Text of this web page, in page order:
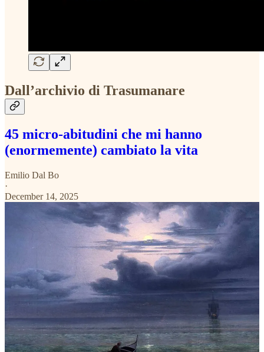
Dall’archivio di Trasumanare
45 micro-abitudini che mi hanno
(enormemente) cambiato la vita
Emilio Dal Bo
·
December 14, 2025